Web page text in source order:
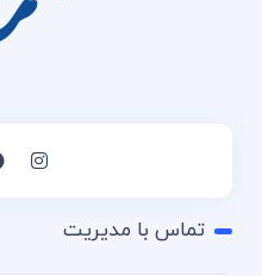
تماس با مدیریت